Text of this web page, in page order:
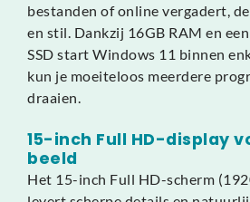
bestanden of online vergadert,
en stil. Dankzij 16GB RAM en
SSD start Windows 11 binnen
kun je moeiteloos meerdere
draaien.
15-inch Full HD-display
beeld
Het 15-inch Full HD-scherm